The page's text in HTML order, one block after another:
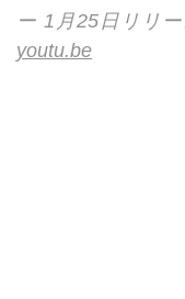
ー 1月25日リリー
youtu.be